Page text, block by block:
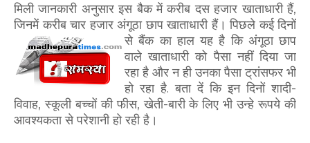
मिली जानकारी अनुसार इस बैक में करीब दस हजार खाताधारी हैं,
जिनमें करीब चार हजार अंगूठा छाप खाताधारी हैं। पिछले कई दिनों
से बैंक का हाल यह है कि अंगूठाछाप
वाले खाताधारी को पैसा नहीं दिया जा
रहा है और न ही उनका पैसा ट्रांसफर भी
हो रहा है. बता दें कि इन दिनों शादी-
विवाह, स्कूली बच्चों की फीस, खेती-बारी के लिए भी उन्हे रूपये की
आवश्यकता से परेशानी हो रही है।